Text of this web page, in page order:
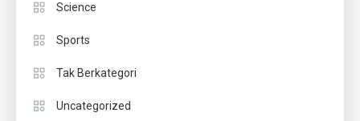
Science
Sports
Tak Berkategori
Uncategorized